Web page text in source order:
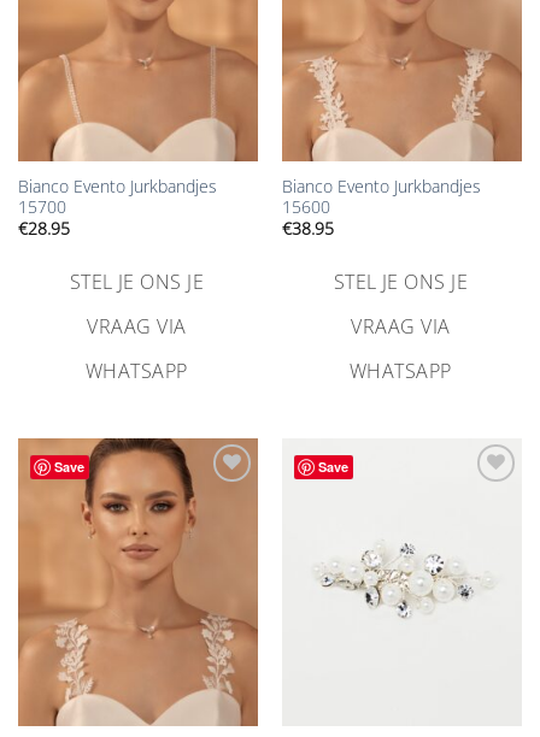
Bianco Evento Jurkbandjes
15700
€28.95
STEL JE ONS JE
VRAAG VIA
WHATSAPP
Bianco Evento Jurkbandjes
15600
€38.95
STEL JE ONS JE
VRAAG VIA
WHATSAPP
Save
verlanglijst
toevoegen
Save